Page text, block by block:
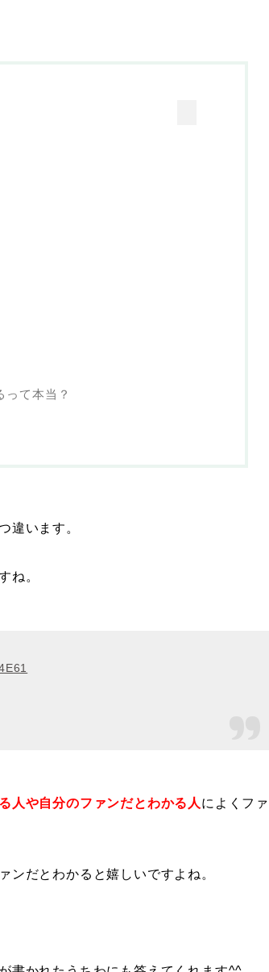
て本当？
違います。
ね。
人や自分のファンだとわかる人 によくファ
ンだとわかると嬉しいですよね。